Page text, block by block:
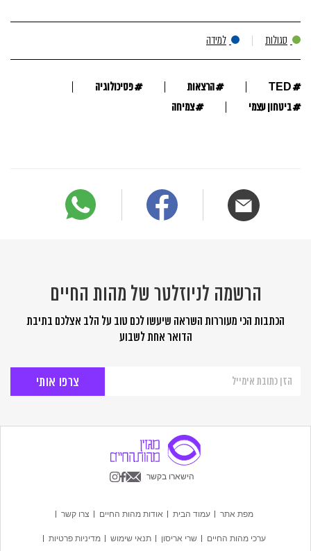
סגולות למידה
#
TED
#הרצאות #פסיכולוגיה
#ביטחון עצמי #צמיחה
הרשמה לניוזלטר של מהות החיים
הכתבות הכי מעוררות השראה שיעשו לכם טוב על הלב אצלכם בתיבת
הדואר אחת לשבוע
לניוזלטר
החיים
הישארו בקשר
מפת אתר עמוד הבית אודות מהות החיים צרו קשר
ערכי מהות החיים שרי אריסון תנאי שימוש מדיניות פרטיות